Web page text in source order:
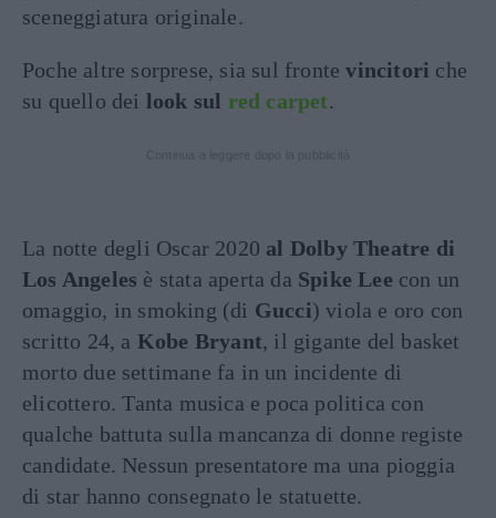
sceneggiatura originale.
Poche altre sorprese, sia sul frontevincitori che
su quello dei look sul red carpet.
La notte degli Oscar 2020 al Dolby Theatre di
Los Angeles è stata aperta da Spike Lee con un
omaggio, in smoking (di Gucci) viola e oro con
scritto 24, a Kobe Bryant, il gigante del basket
morto due settimane fa in un incidente di
elicottero. Tanta musica e poca politica con
qualche battuta sulla mancanza di donne registe
candidate. Nessun presentatore ma una pioggia
di star hanno consegnato le statuette.